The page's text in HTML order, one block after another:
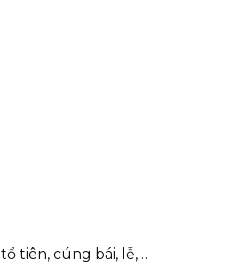
tiên, cúng bái, lễ,…